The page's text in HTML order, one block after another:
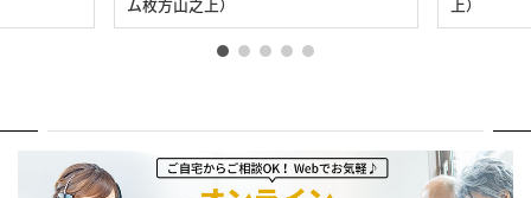
ム枚方山之上）
上）